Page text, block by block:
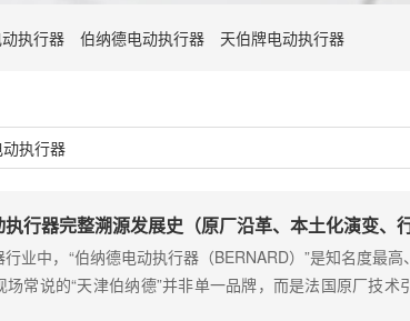
执行器 伯纳德电动执行器 天伯牌电动执行器
动执行器
行器完整溯源发展史（原厂沿革、本土化演变、
业中，“伯纳德电动执行器（BERNARD）”是知名度最
场常说的“天津伯纳德”并非单一品牌，而是法国原厂技